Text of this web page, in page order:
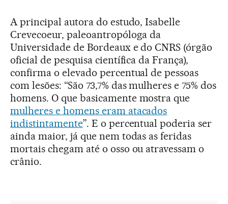
A principal autora do estudo, Isabelle
Crevecoeur, paleoantropóloga da
Universidade de Bordeaux e do CNRS (órgão
oficial de pesquisa científica da França),
confirma o elevado percentual de pessoas
com lesões: “São 73,7% das mulheres e 75% dos
homens. O que basicamente mostra que
mulheres e homens eram atacados
indistintamente”. E o percentual poderia ser
ainda maior, já que nem todas as feridas
mortais chegam até o osso ou atravessam o
crânio.